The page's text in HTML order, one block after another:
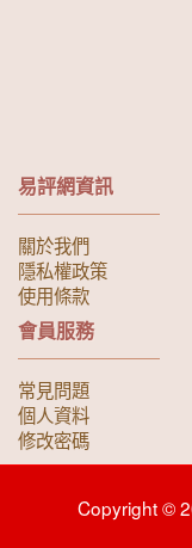
易評網資訊
關於我們
隱私權政策
使用條款
會員服務
常見問題
個人資料
修改密碼
Copyright ©